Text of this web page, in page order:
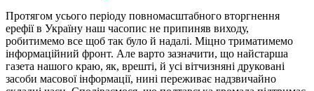
Протягом усього періоду повномасштабного вторгнення
ерефії в Україну наш часопис не припиняв виходу,
робитимемо все щоб так було й надалі. Міцно триматимемо
інформаційний фронт. Але варто зазначити, що найстарша
газета нашого краю, як, врешті, й усі вітчизняні друковані
засоби масової інформації, нині переживає надзвичайно